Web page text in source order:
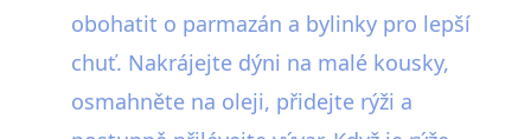
obohatit o parmazán a bylinky pro lepší
chuť. Nakrájejte dýni na malé kousky,
osmahněte na oleji, přidejte rýži a